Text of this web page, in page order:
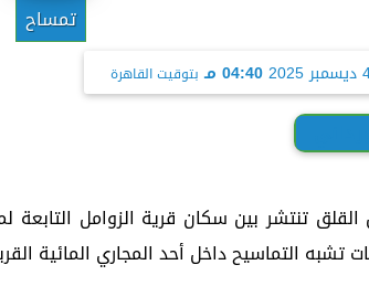
تمساح
04:40 مـ بتوقيت القاهرة
تنتشر بين سكان قرية الزوامل التابعة
تشبه التماسيح داخل أحد المجاري المائية